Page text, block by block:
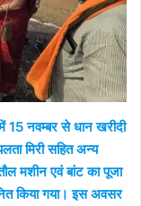
15 नवम्बर से धान खरीदी
मिरी सहित अन्य
मशीन एवं बांट का पूजा
किया गया। इस अवसर